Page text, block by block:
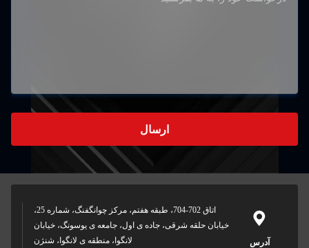
ارسال
آدرس
اتاق 702-704، طبقه هفتم، مرکز چوانگفنگ، شماره 25،
خیابان حلقه شرقی، جاده ی اول، جامعه ی یوسونگ، خیابان
لانگوا، منطقه ی لانگوا، شنژن